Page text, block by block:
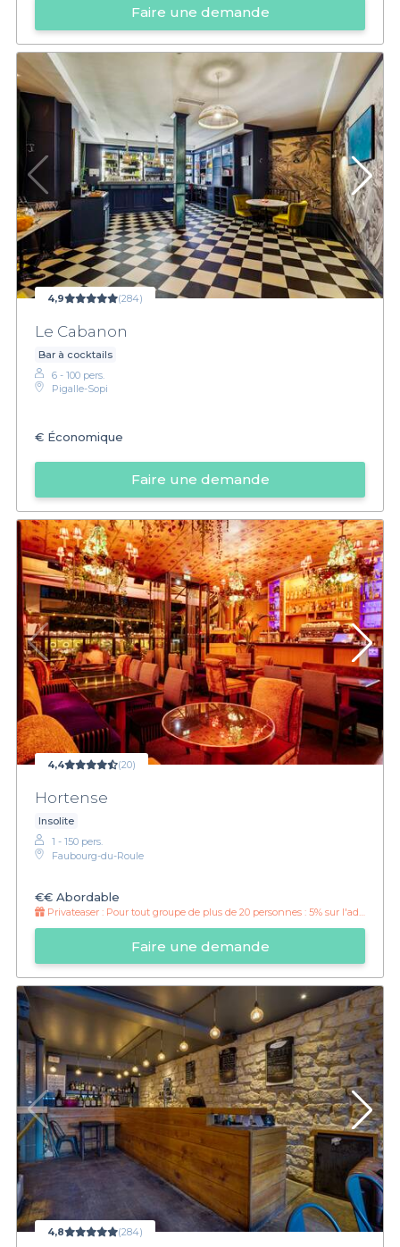
Faire une demande
4,9 (284)
Le Cabanon
Bar à cocktails
6 - 100 pers.
Pigalle-Sopi
€ Économique
Faire une demande
4,4 (20)
Hortense
Insolite
1 - 150 pers.
Faubourg-du-Roule
€€ Abordable
Privateaser : Pour tout groupe de plus de 20 personnes : 5% sur l'addition !
Faire une demande
4,8 (284)